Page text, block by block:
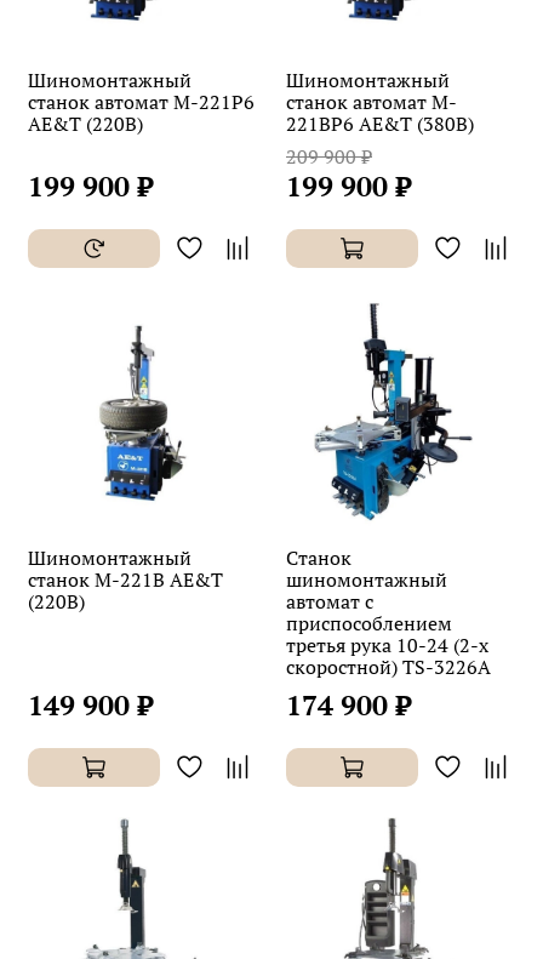
Шиномонтажный
станок автомат M-221P6
AE&T (220В)
199 900 ₽
Шиномонтажный
станок автомат M-
221BP6 AE&T (380В)
209 900 ₽
199 900 ₽
Шиномонтажный
станок M-221B AE&T
(220В)
149 900 ₽
Станок
шиномонтажный
автомат с
приспособлением
третья рука 10-24 (2-х
скоростной) TS-3226A
174 900 ₽